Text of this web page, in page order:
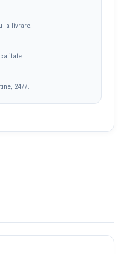
la livrare.
24/7.